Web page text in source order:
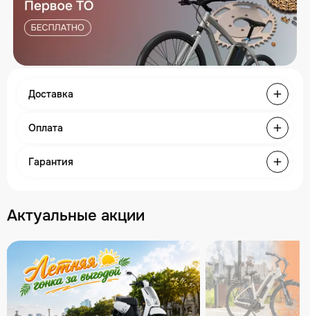
Доставка
Оплата
Гарантия
Актуальные акции